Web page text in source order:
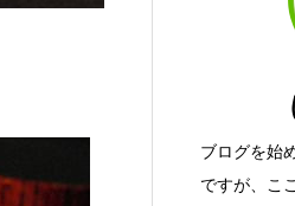
ブログを始
ですが、こ